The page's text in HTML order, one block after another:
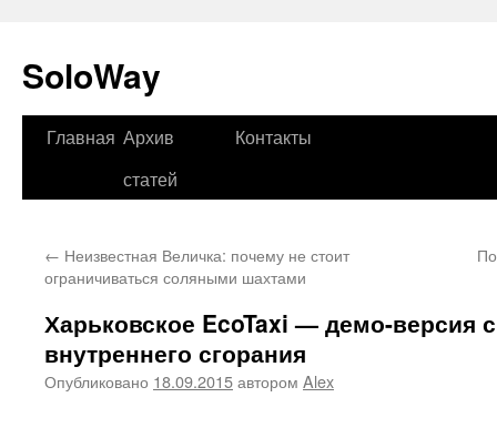
SoloWay
Перейти
Главная Архив
статей
Контакты
← Неизвестная Величка: почему не стоит
ограничиваться соляными шахтами
Харьковское EcoTaxi — демо-версия
внутреннего сгорания
Опубликовано 18.09.2015автором Alex